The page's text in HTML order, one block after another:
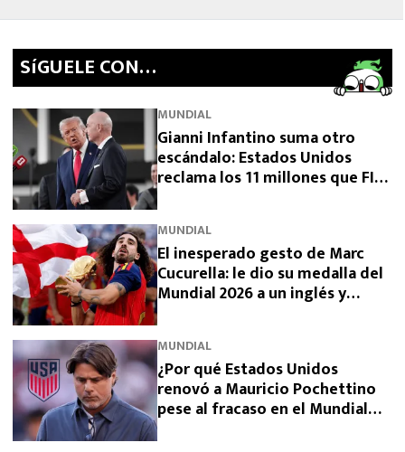
SíGUELE CON…
MUNDIAL
Gianni Infantino suma otro
escándalo: Estados Unidos
reclama los 11 millones que FIFA
MUNDIAL
El inesperado gesto de Marc
Cucurella: le dio su medalla del
Mundial 2026 a un inglés y
MUNDIAL
¿Por qué Estados Unidos
renovó a Mauricio Pochettino
pese al fracaso en el Mundial